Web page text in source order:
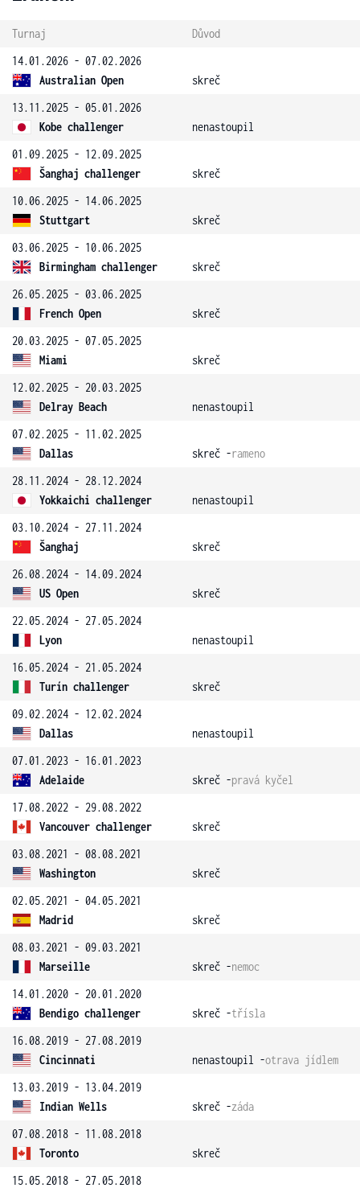
Turnaj
Důvod
14.01.2026 - 07.02.2026
Australian Open
skreč
13.11.2025 - 05.01.2026
Kobe challenger
nenastoupil
01.09.2025 - 12.09.2025
Šanghaj challenger
skreč
10.06.2025 - 14.06.2025
Stuttgart
skreč
03.06.2025 - 10.06.2025
Birmingham challenger
skreč
26.05.2025 - 03.06.2025
French Open
skreč
20.03.2025 - 07.05.2025
Miami
skreč
12.02.2025 - 20.03.2025
Delray Beach
nenastoupil
07.02.2025 - 11.02.2025
Dallas
skreč -rameno
28.11.2024 - 28.12.2024
Yokkaichi challenger
nenastoupil
03.10.2024 - 27.11.2024
Šanghaj
skreč
26.08.2024 - 14.09.2024
US Open
skreč
22.05.2024 - 27.05.2024
Lyon
nenastoupil
16.05.2024 - 21.05.2024
Turín challenger
skreč
09.02.2024 - 12.02.2024
Dallas
nenastoupil
07.01.2023 - 16.01.2023
Adelaide
skreč -pravá kyčel
17.08.2022 - 29.08.2022
Vancouver challenger
skreč
03.08.2021 - 08.08.2021
Washington
skreč
02.05.2021 - 04.05.2021
Madrid
skreč
08.03.2021 - 09.03.2021
Marseille
skreč -nemoc
14.01.2020 - 20.01.2020
Bendigo challenger
skreč -třísla
16.08.2019 - 27.08.2019
Cincinnati
nenastoupil -otrava jídlem
13.03.2019 - 13.04.2019
Indian Wells
skreč -záda
07.08.2018 - 11.08.2018
Toronto
skreč
15.05.2018 - 27.05.2018